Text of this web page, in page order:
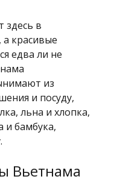
здесь в
красивые
едва ли не
из
и посуду,
льна и хлопка,
и бамбука,
Вьетнама